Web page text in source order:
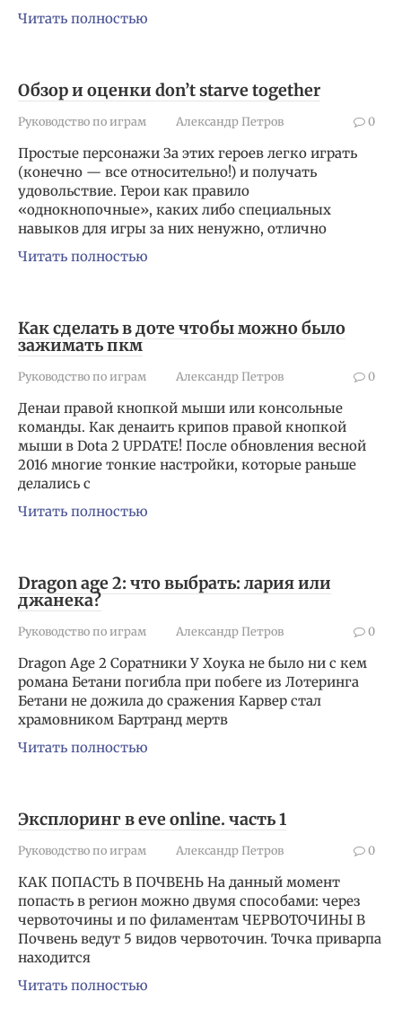
Читать полностью
Обзор и оценки don’t starve together
Руководство по играм Александр Петров 0
Простые персонажи За этих героев легко играть
(конечно — все относительно!) и получать
удовольствие. Герои как правило
«однокнопочные», каких либо специальных
навыков для игры за них ненужно, отлично
Читать полностью
Как сделать в доте чтобы можно было
зажимать пкм
Руководство по играм Александр Петров 0
Денаи правой кнопкой мыши или консольные
команды. Как денаить крипов правой кнопкой
мыши в Dota 2 UPDATE! После обновления весной
2016 многие тонкие настройки, которые раньше
делались с
Читать полностью
Dragon age 2: что выбрать: лария или
джанека?
Руководство по играм Александр Петров 0
Dragon Age 2 Соратники У Хоука не было ни с кем
романа Бетани погибла при побеге из Лотеринга
Бетани не дожила до сражения Карвер стал
храмовником Бартранд мертв
Читать полностью
Эксплоринг в eve online. часть 1
Руководство по играм Александр Петров 0
КАК ПОПАСТЬ В ПОЧВЕНЬ На данный момент
попасть в регион можно двумя способами: через
червоточины и по филаментам ЧЕРВОТОЧИНЫ В
Почвень ведут 5 видов червоточин. Точка приварпа
находится
Читать полностью